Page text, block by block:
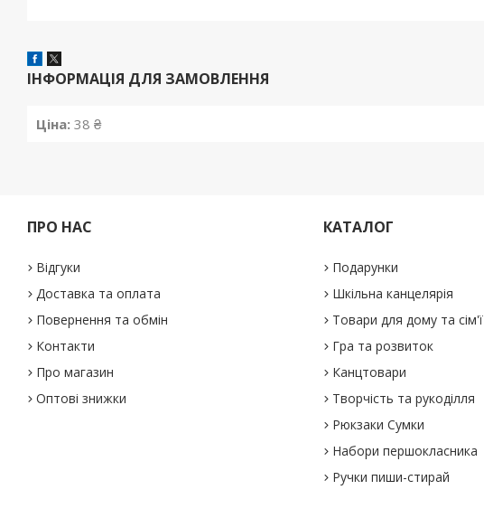
ІНФОРМАЦІЯ ДЛЯ ЗАМОВЛЕННЯ
Ціна: 38 ₴
ПРО НАС
Відгуки
Доставка та оплата
Повернення та обмін
Контакти
Про магазин
Оптові знижки
КАТАЛОГ
Подарунки
Шкільна канцелярія
Товари для дому та сім'ї
Гра та розвиток
Канцтовари
Творчість та рукоділля
Рюкзаки Сумки
Набори першокласника
Ручки пиши-стирай